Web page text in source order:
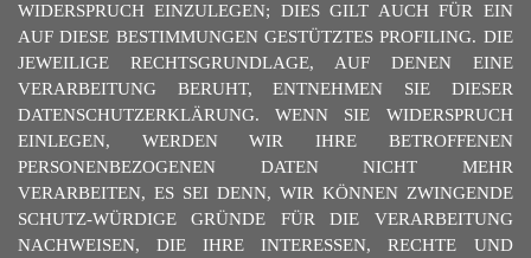
WIDERSPRUCH EINZULEGEN; DIES GILT AUCH FÜR EIN
AUF DIESE BESTIMMUNGEN GESTÜTZTES PROFILING. DIE
JEWEILIGE RECHTSGRUNDLAGE, AUF DENEN EINE
VERARBEITUNG BERUHT, ENTNEHMEN SIE DIESER
DATENSCHUTZERKLÄRUNG. WENN SIE WIDERSPRUCH
EINLEGEN, WERDEN WIR IHRE BETROFFENEN
PERSONENBEZOGENEN DATEN NICHT MEHR
VERARBEITEN, ES SEI DENN, WIR KÖNNEN ZWINGENDE
SCHUTZ-WÜRDIGE GRÜNDE FÜR DIE VERARBEITUNG
NACHWEISEN, DIE IHRE INTERESSEN, RECHTE UND